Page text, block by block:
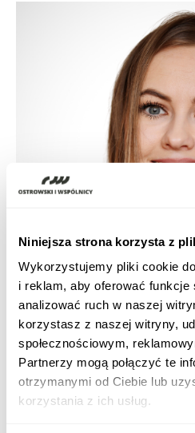
Niniejsza strona korzysta z
Wykorzystujemy pliki cookie
i reklam, aby oferować funkcje
analizować ruch w naszej
korzystasz z naszej witryny,
społecznościowym,
Partnerzy mogą połączyć te
otrzymanymi od Ciebie lub
korzystania z ich usług.